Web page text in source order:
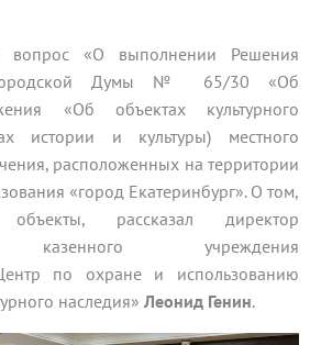
вопрос «О выполнении Решения
городской Думы № 65/30 «Об
«Об объектах культурного
истории и культуры) местного
расположенных на территории
«город Екатеринбург». О том,
рассказал директор
казенного учреждения
по охране и использованию
наследия» Леонид Генин.